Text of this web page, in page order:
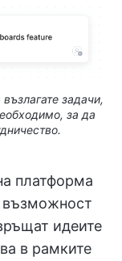
задачи,
за да
платформа
възможност
идеите
в рамките